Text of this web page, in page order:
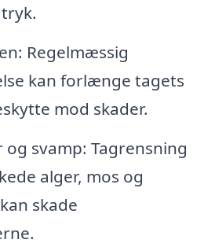
Regelmæssig
kan forlænge tagets
mod skader.
og svamp: Tagrensning
alger, mos og
skade